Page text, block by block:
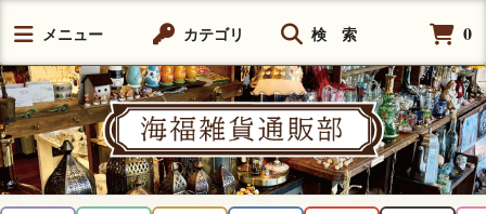
メニュー カテゴリ 検 索 0